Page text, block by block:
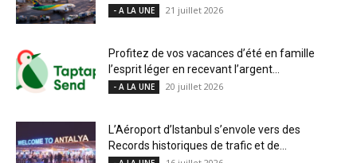
- A LA UNE 21 juillet 2026
Profitez de vos vacances d’été en famille
l’esprit léger en recevant l’argent...
- A LA UNE 20 juillet 2026
L’Aéroport d’Istanbul s’envole vers des
Records historiques de trafic et de...